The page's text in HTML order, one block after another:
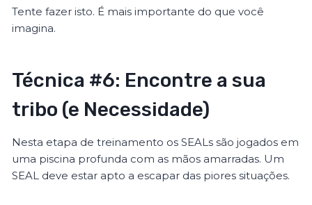
Tente fazer isto. É mais importante do que você
imagina.
Técnica #6: Encontre a sua
tribo (e Necessidade)
Nesta etapa de treinamento os SEALs são jogados em
uma piscina profunda com as mãos amarradas. Um
SEAL deve estar apto a escapar das piores situações.